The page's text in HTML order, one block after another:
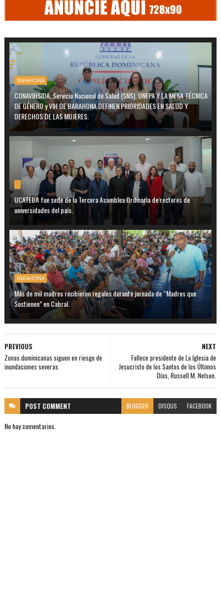
BARAHONA
CONAVIHSIDA, Servicio Nacional de Salud (SNS), UNFPA Y LA MESA TÉCNICA
DE GÉNERO y VIH DE BARAHONA DEFINEN PRIORIDADES EN SALUD Y
DERECHOS DE LAS MUJERES.
.
UCATEBA fue sede de la Tercera Asamblea Ordinaria de rectores de
universidades del país.
BARAHONA
Más de mil madres recibieron regalos durante jornada de “Madres que
Sostienen” en Cabral.
NEXT
Fallece presidente de La Iglesia de
Jesucristo de los Santos de los Últimos
Días, Russell M. Nelson.
PREVIOUS
Zonas dominicanas siguen en riesgo de
inundaciones severas.
POST COMMENT BLOGGER DISQUS FACEBOOK
No hay comentarios.